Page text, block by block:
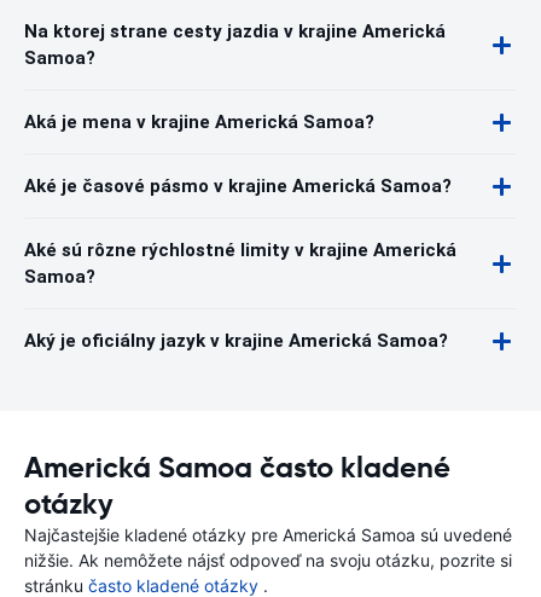
Na ktorej strane cesty jazdia v krajine Americká
Samoa?
Aká je mena v krajine Americká Samoa?
Aké je časové pásmo v krajine Americká Samoa?
Aké sú rôzne rýchlostné limity v krajine Americká
Samoa?
Aký je oficiálny jazyk v krajine Americká Samoa?
Americká Samoa často kladené
otázky
Najčastejšie kladené otázky pre Americká Samoa sú uvedené
nižšie. Ak nemôžete nájsť odpoveď na svoju otázku, pozrite si
stránku často kladené otázky .